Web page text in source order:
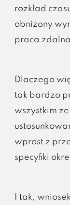
rozkład
obniżony
praca
Dlaczego
tak bardzo
wszystkim
wprost z
specyfiki
I tak,